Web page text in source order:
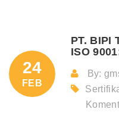
24
FEB
PT. BIPI
ISO
By: